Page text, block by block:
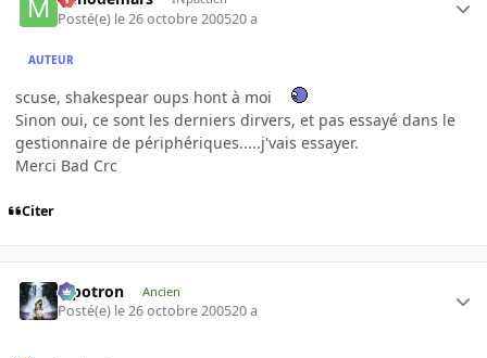
Posté(e) le 26 octobre 200520 a
AUTEUR
scuse, shakespear oups hont à moi
Sinon oui, ce sont les derniers dirvers, et pas essayé dans le
gestionnaire de périphériques.....j'vais essayer.
Merci Bad Crc
Citer
Pipotron Ancien
Posté(e) le 26 octobre 200520 a